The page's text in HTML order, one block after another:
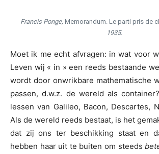
Francis Ponge, Memorandum. Le parti pris de
1935.
Moet ik me echt afvragen: in wat voor
Leven wij « in » een reeds bestaande
wordt door onwrikbare mathematische
passen, d.w.z. de wereld als
lessen van Galileo, Bacon, Descartes,
Als de wereld reeds bestaat, is het
dat zij ons ter beschikking staat en
hebben haar uit te buiten om steeds